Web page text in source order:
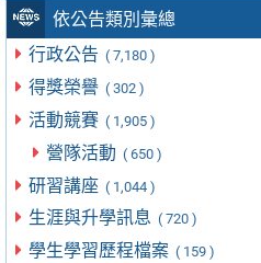
依公告類別彙總
行政公告 ( 7,180 )
得獎榮譽 ( 302 )
活動競賽 ( 1,905 )
營隊活動 ( 650 )
研習講座 ( 1,044 )
生涯與升學訊息 ( 720 )
學生學習歷程檔案 ( 159 )